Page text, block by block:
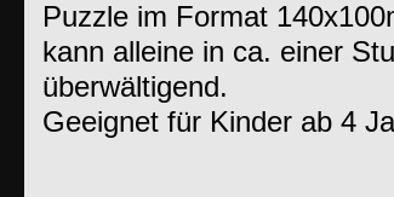
Puzzle im Format
kann alleine in ca. einer
überwältigend.
Geeignet für Kinder ab 4